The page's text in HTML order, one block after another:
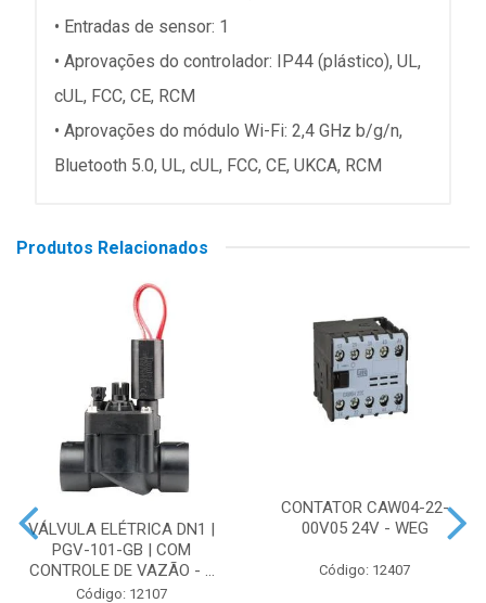
• Entradas de sensor: 1
• Aprovações do controlador: IP44 (plástico), UL,
cUL, FCC, CE, RCM
• Aprovações do módulo Wi-Fi: 2,4 GHz b/g/n,
Bluetooth 5.0, UL, cUL, FCC, CE, UKCA, RCM
Produtos Relacionados
VÁLVULA ELÉTRICA DN1 |
PGV-101-GB | COM
CONTROLE DE VAZÃO - ...
Código: 12107
CONTATOR CAW04-22-
00V05 24V - WEG
Código: 12407